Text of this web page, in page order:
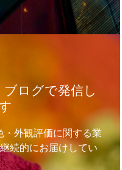
ログで発信し
外観評価に関する業
続的にお届けしてい